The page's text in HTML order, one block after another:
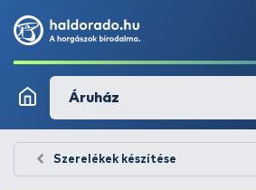
Áruház
Szerelékek készítése